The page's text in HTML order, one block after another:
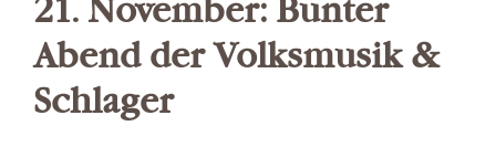
21. November: Bunter
Abend der Volksmusik &
Schlager